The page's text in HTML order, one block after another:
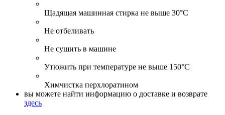
Щадящая машинная стирка не выше 30°С
Не отбеливать
Не сушить в машине
Утюжить при температуре не выше 150°С
Химчистка перхлоратином
вы можете найти информацию о доставке и возврате
здесь